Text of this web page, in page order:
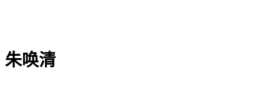
朱唤清